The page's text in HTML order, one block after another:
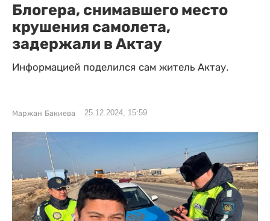
Блогера, снимавшего место
крушения самолета,
задержали в Актау
Информацией поделился сам житель Актау.
Маржан Бакиева 25.12.2024, 15:59